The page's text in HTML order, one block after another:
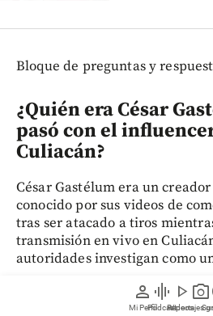
person
Mi Perfil
graphic_eq
Pódcast
play_arrow
Videos
photo_camera
Reportajes
Bloque de preguntas y
¿Quién era César
pasó con el
Culiacán?
César Gastélum era un
conocido por sus videos de
tras ser atacado a tiros
transmisión en vivo en
autoridades investigan como
¿Qué investigan las